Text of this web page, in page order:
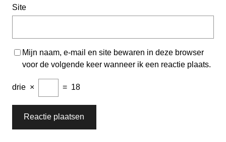
Site
Mijn naam, e-mail en site bewaren in deze browser
voor de volgende keer wanneer ik een reactie plaats.
drie × = 18